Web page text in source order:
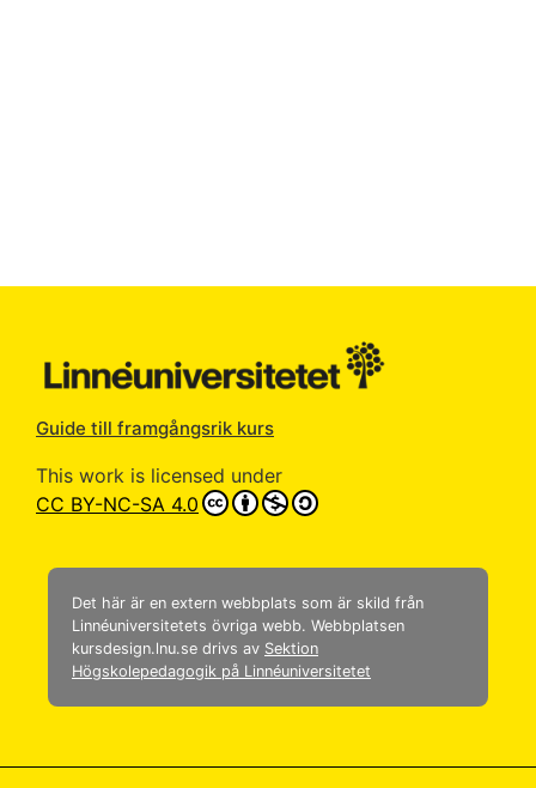
Guide till framgångsrik kurs
This work is licensed under
CC BY-NC-SA 4.0
Det här är en extern webbplats som är skild från
Linnéuniversitetets övriga webb. Webbplatsen
kursdesign.lnu.se drivs av Sektion
Högskolepedagogik på Linnéuniversitetet